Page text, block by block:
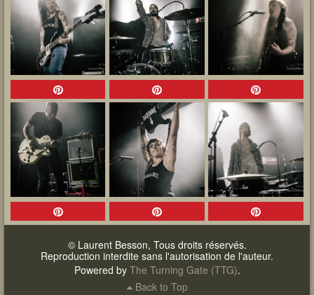
© Laurent Besson, Tous droits réservés.
Reproduction interdite sans l'autorisation de l'auteur.
Powered by The Turning Gate (TTG).
Back to Top